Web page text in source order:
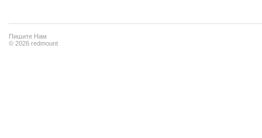
Пишите Нам
© 2026 redmount